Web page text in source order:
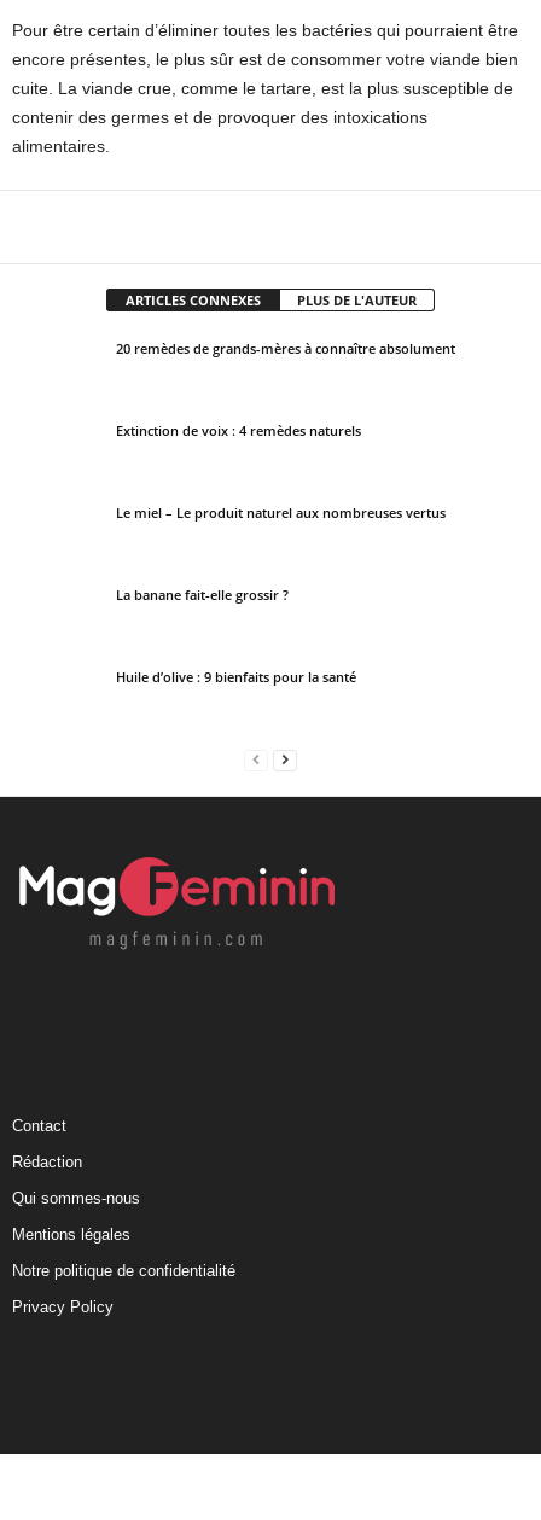
Pour être certain d’éliminer toutes les bactéries qui pourraient être
encore présentes, le plus sûr est de consommer votre viande bien
cuite. La viande crue, comme le tartare, est la plus susceptible de
contenir des germes et de provoquer des intoxications
alimentaires.
ARTICLES CONNEXES PLUS DE L'AUTEUR
20 remèdes de grands-mères à connaître absolument
Extinction de voix : 4 remèdes naturels
Le miel – Le produit naturel aux nombreuses vertus
La banane fait-elle grossir ?
Huile d’olive : 9 bienfaits pour la santé
Contact
Rédaction
Qui sommes-nous
Mentions légales
Notre politique de confidentialité
Privacy Policy